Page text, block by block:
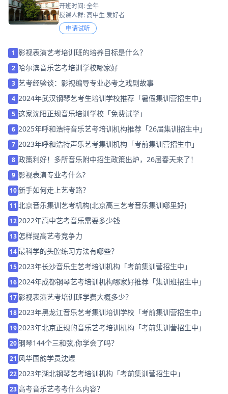
开班时间: 全年
授课人群: 高中生 爱好者
申请试听
1 影视表演艺考培训班的培养目标是什么？
2 哈尔滨音乐艺考培训学校哪家好
3 艺考经验谈：影视编导专业必考之戏剧故事
4 2024年武汉钢琴艺考生培训学校推荐「暑假集训营招生中」
5 这家沈阳正规音乐培训学校「免费试学」
6 2025年呼和浩特音乐艺考培训机构推荐「26届集训招生中」
7 2023年呼和浩特声乐艺考集训机构「考前集训营招生中」
8 政策利好！多所音乐附中招生政策出炉，26届春天来了！
9 影视表演专业考什么?
10新手如何走上艺考路？
11 北京音乐集训艺考机构(北京高三艺考音乐集训哪里好)
12 2022年高中艺考音乐需要多少钱
13 怎样提高艺考竞争力
14最科学的头腔练习方法有哪些？
15 2023年长沙音乐生艺考培训机构「考前集训营招生中」
16 2024年成都钢琴艺考培训机构哪家好推荐「集训班招生中」
17 影视表演艺考培训班学费大概多少？
18 2023年黑龙江音乐艺考集训培训学校「考前集训营招生中」
19 2023年北京正规的音乐艺考培训机构「考前集训营招生中」
20钢琴144个三和弦,你学会了吗？
21 风华国韵学员沈煜
22 2023年湖北钢琴艺考培训机构「考前集训营招生中」
23高考音乐艺考考什么内容？